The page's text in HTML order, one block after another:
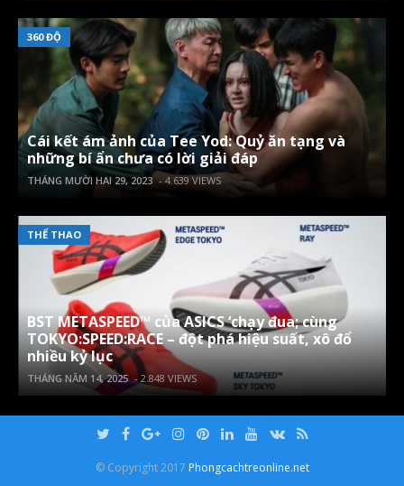
360 ĐỘ
Cái kết ám ảnh của Tee Yod: Quỷ ăn tạng và
những bí ẩn chưa có lời giải đáp
THÁNG MƯỜI HAI 29, 2023 - 4.639 VIEWS
THỂ THAO
BST METASPEED™ của ASICS ‘chạy đua; cùng
TOKYO:SPEED:RACE – đột phá hiệu suất, xô đổ
nhiều kỷ lục
THÁNG NĂM 14, 2025 - 2.848 VIEWS
© Copyright 2017 Phongcachtreonline.net